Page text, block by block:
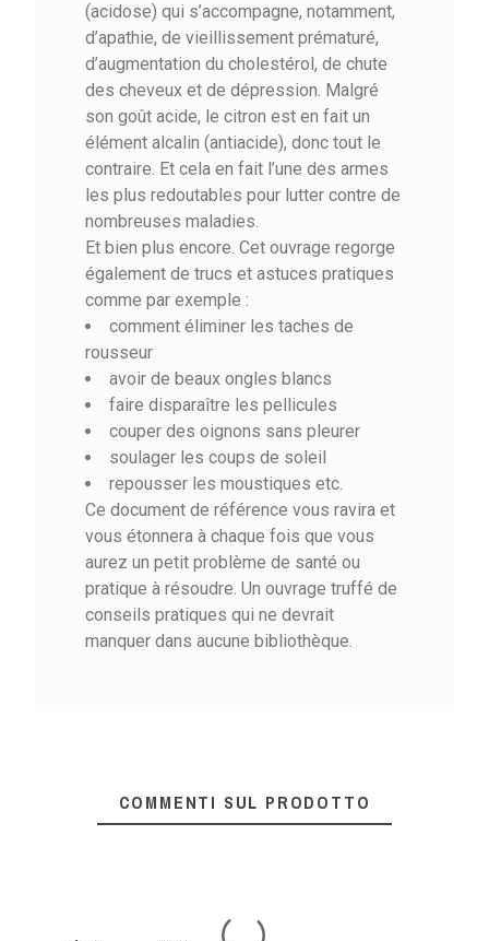
(acidose) qui s’accompagne, notamment,
d’apathie, de vieillissement prématuré,
d’augmentation du cholestérol, de chute
des cheveux et de dépression. Malgré
son goût acide, le citron est en fait un
élément alcalin (antiacide), donc tout le
contraire. Et cela en fait l’une des armes
les plus redoutables pour lutter contre de
nombreuses maladies.
Et bien plus encore. Cet ouvrage regorge
également de trucs et astuces pratiques
comme par exemple :
comment éliminer les taches de
rousseur
avoir de beaux ongles blancs
faire disparaître les pellicules
couper des oignons sans pleurer
soulager les coups de soleil
repousser les moustiques etc.
Ce document de référence vous ravira et
vous étonnera à chaque fois que vous
aurez un petit problème de santé ou
pratique à résoudre. Un ouvrage truffé de
conseils pratiques qui ne devrait
manquer dans aucune bibliothèque.
COMMENTI SUL PRODOTTO